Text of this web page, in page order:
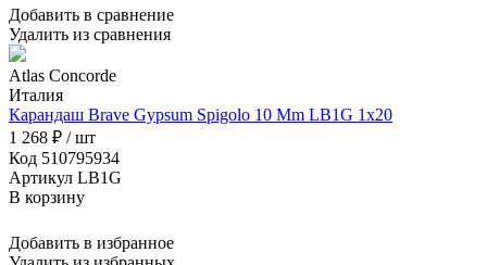
Добавить в сравнение
Удалить из сравнения
Atlas Concorde
Италия
Карандаш Brave Gypsum Spigolo 10 Mm LB1G 1x20
1 268 ₽ / шт
Код 510795934
Артикул LB1G
В корзину
Добавить в избранное